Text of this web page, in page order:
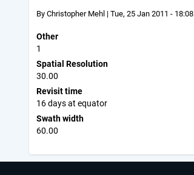
By Christopher Mehl | Tue, 25 Jan 2011 - 18:08
Other
1
Spatial Resolution
30.00
Revisit time
16 days at equator
Swath width
60.00